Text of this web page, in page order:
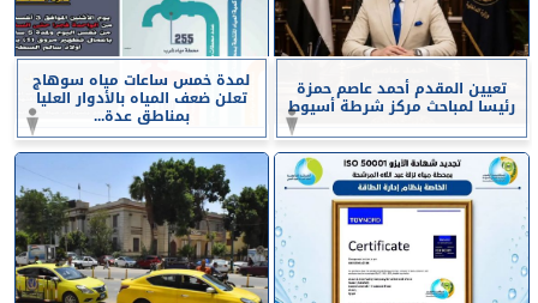
تعيين المقدم أحمد عاصم حمزة
رئيسا لمباحث مركز شرطة أسيوط
لمدة خمس ساعات مياه سوهاج
تعلن ضعف المياه بالأدوار العليا
بمناطق عدة...